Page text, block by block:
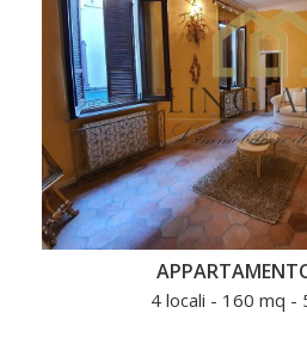
4 locali - 160 mq -